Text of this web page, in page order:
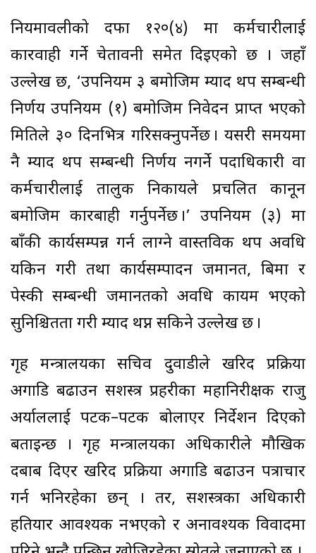
नियमावलीको दफा १२०(४) मा कर्मचारीलाई
कारवाही गर्ने चेतावनी समेत दिइएको छ । जहाँ
उल्लेख छ, ‘उपनियम ३ बमोजिम म्याद थप सम्बन्धी
निर्णय उपनियम (१) बमोजिम निवेदन प्राप्त भएको
मितिले ३० दिनभित्र गरिसक्नुपर्नेछ । यसरी समयमा
नै म्याद थप सम्बन्धी निर्णय नगर्ने पदाधिकारी वा
कर्मचारीलाई तालुक निकायले प्रचलित कानून
बमोजिम कारबाही गर्नुपर्नेछ ।’ उपनियम (३) मा
बाँकी कार्यसम्पन्न गर्न लाग्ने वास्तविक थप अवधि
यकिन गरी तथा कार्यसम्पादन जमानत, बिमा र
पेस्की सम्बन्धी जमानतको अवधि कायम भएको
सुनिश्चितता गरी म्याद थप्न सकिने उल्लेख छ ।
गृह मन्त्रालयका सचिव दुवाडीले खरिद प्रक्रिया
अगाडि बढाउन सशस्त्र प्रहरीका महानिरीक्षक राजु
अर्याललाई पटक–पटक बोलाएर निर्देशन दिएको
बताइन्छ । गृह मन्त्रालयका अधिकारीले मौखिक
दबाब दिएर खरिद प्रक्रिया अगाडि बढाउन पत्राचार
गर्न भनिरहेका छन् । तर, सशस्त्रका अधिकारी
हतियार आवश्यक नभएको र अनावश्यक विवादमा